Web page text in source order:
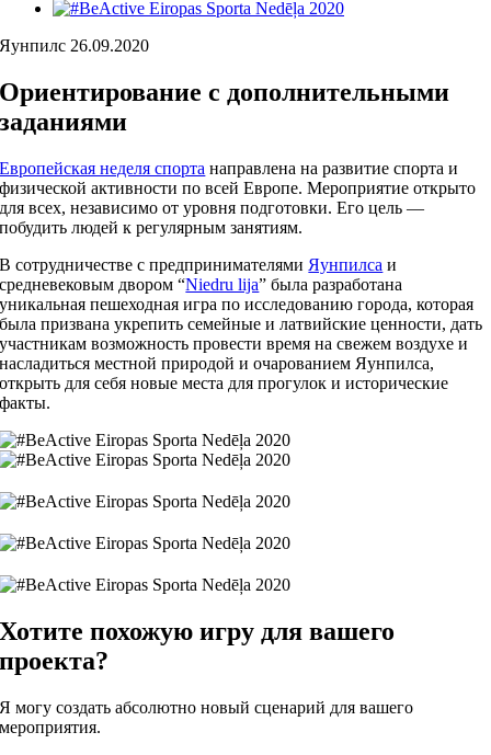
View
Image
Яунпилс 26.09.2020
Ориентирование с дополнительными
заданиями
Европейская неделя спорта направлена на развитие спорта и
физической активности по всей Европе. Мероприятие открыто
для всех, независимо от уровня подготовки. Его цель —
побудить людей к регулярным занятиям.
В сотрудничестве с предпринимателями Яунпилса и
средневековым двором “Niedru lija” была разработана
уникальная пешеходная игра по исследованию города, которая
была призвана укрепить семейные и латвийские ценности, дать
участникам возможность провести время на свежем воздухе и
насладиться местной природой и очарованием Яунпилса,
открыть для себя новые места для прогулок и исторические
факты.
Хотите похожую игру для вашего
проекта?
Я могу создать абсолютно новый сценарий для вашего
мероприятия.